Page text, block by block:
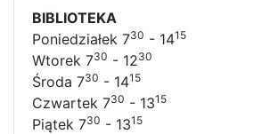
BIBLIOTEKA
Poniedziałek 730 - 1415
Wtorek 730 - 1230
Środa 730 - 1415
Czwartek 730 - 1315
Piątek 730 - 1315